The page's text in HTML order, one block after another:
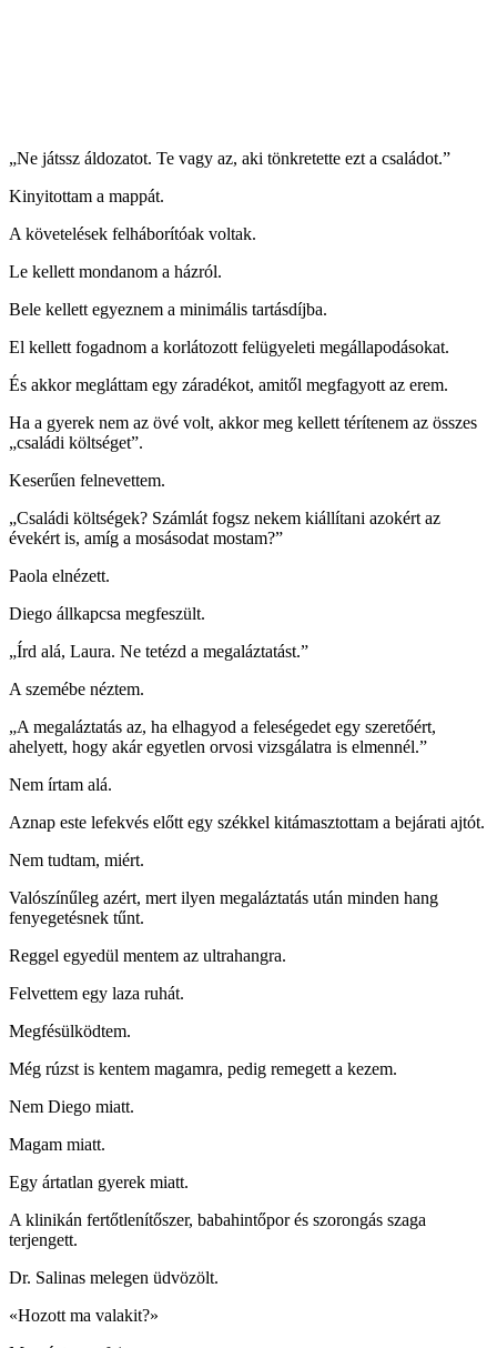
„Ne játssz áldozatot. Te vagy az, aki tönkretette ezt a családot.”
Kinyitottam a mappát.
A követelések felháborítóak voltak.
Le kellett mondanom a házról.
Bele kellett egyeznem a minimális tartásdíjba.
El kellett fogadnom a korlátozott felügyeleti megállapodásokat.
És akkor megláttam egy záradékot, amitől megfagyott az erem.
Ha a gyerek nem az övé volt, akkor meg kellett térítenem az összes
„családi költséget”.
Keserűen felnevettem.
„Családi költségek? Számlát fogsz nekem kiállítani azokért az
évekért is, amíg a mosásodat mostam?”
Paola elnézett.
Diego állkapcsa megfeszült.
„Írd alá, Laura. Ne tetézd a megaláztatást.”
A szemébe néztem.
„A megaláztatás az, ha elhagyod a feleségedet egy szeretőért,
ahelyett, hogy akár egyetlen orvosi vizsgálatra is elmennél.”
Nem írtam alá.
Aznap este lefekvés előtt egy székkel kitámasztottam a bejárati ajtót.
Nem tudtam, miért.
Valószínűleg azért, mert ilyen megaláztatás után minden hang
fenyegetésnek tűnt.
Reggel egyedül mentem az ultrahangra.
Felvettem egy laza ruhát.
Megfésülködtem.
Még rúzst is kentem magamra, pedig remegett a kezem.
Nem Diego miatt.
Magam miatt.
Egy ártatlan gyerek miatt.
A klinikán fertőtlenítőszer, babahintőpor és szorongás szaga
terjengett.
Dr. Salinas melegen üdvözölt.
«Hozott ma valakit?»